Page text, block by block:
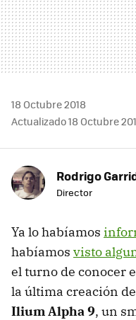
18 Octubre 2018
Actualizado 18 Octubre
Rodrigo
Director
Ya lo habíamos
habíamos visto
el turno de conocer
la última creación
Ilium Alpha 9, un